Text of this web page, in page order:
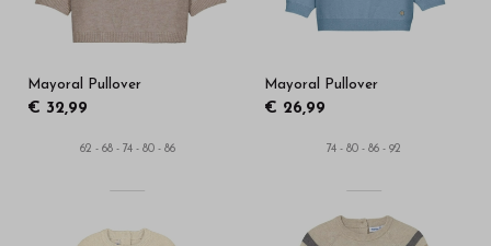
Mayoral Pullover
€ 32,99
62 - 68 - 74 - 80 - 86
Mayoral Pullover
€ 26,99
74 - 80 - 86 - 92